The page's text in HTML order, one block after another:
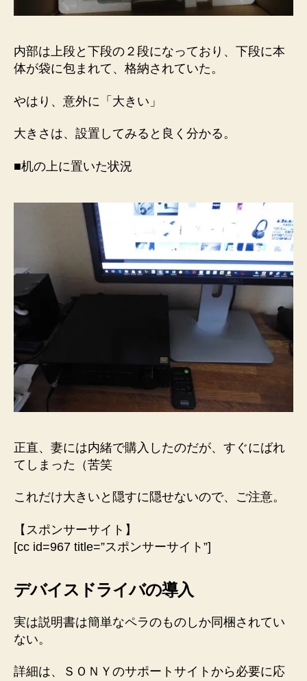
内部は上段と下段の２段になっており、下段に本
体が袋に包まれて、格納されていた。
やはり、意外に「 大きい 」
大きさは、設置してみると良く分かる。
■机の上に置いた状況
正直、妻には内緒で購入したのだが、すぐにばれ
てしまった（苦笑
これだけ大きいと隠すに隠せないので、ご注意。
【スポンサーサイト】
[cc id=967 title=”スポンサーサイト”]
デバイスドライバの導入
実は説明書は簡単なペラのものしか同梱されてい
ない。
詳細は、ＳＯＮＹのサポートサイトから必要に応